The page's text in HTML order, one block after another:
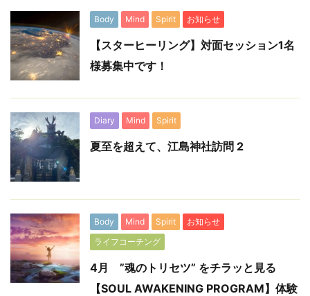
Body Mind Spirit お知らせ
【スターヒーリング】対面セッション1名
様募集中です！
Diary Mind Spirit
夏至を超えて、江島神社訪問 2
Body Mind Spirit
お知らせ
ライフコーチング
4月 ”魂のトリセツ” をチラッと見る
【SOUL AWAKENING PROGRAM】体験